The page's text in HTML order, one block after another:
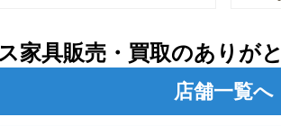
家具販売・買取のありが
店舗一覧へ